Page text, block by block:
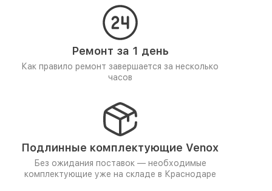
Ремонт за 1 день
Как правило ремонт завершается за несколько
часов
Подлинные комплектующие Venox
Без ожидания поставок — необходимые
комплектующие уже на складе в Краснодаре